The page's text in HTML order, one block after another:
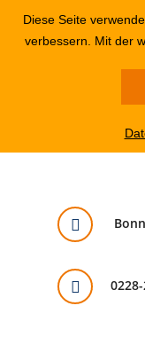
Diese Seite
verbessern. Mit der